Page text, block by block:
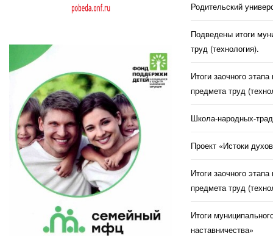
Родительский
Подведены итоги
труд (технология).
Итоги заочного
предмета труд
Школа-народных-
Проект «Истоки
Итоги заочного
предмета труд
Итоги
наставничества»